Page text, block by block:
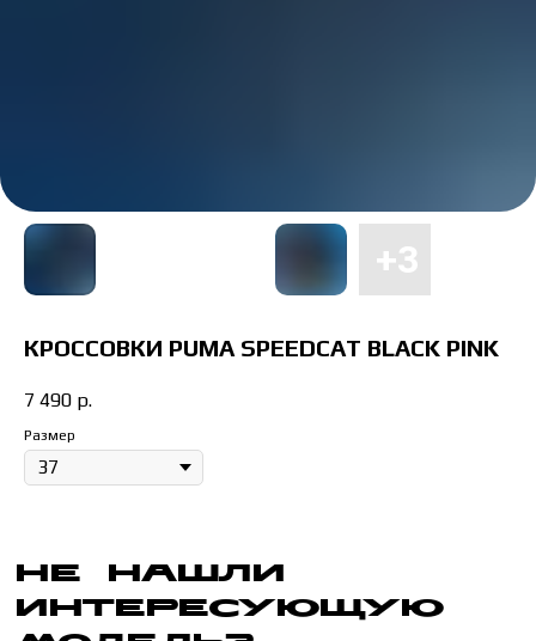
КРОССОВКИ PUMA SPEEDCAT BLACK PINK
7 490 р.
Размер
МОДЕЛЬ?
Магазин на Суворовском проспекте работает в формате шоу-
Отправьте понравившуюся модель менеджеру, и мы сообщим
ЖЕНСКИЙ
36 РАЗМЕР = 22 СМ
МУЖСКОЙ
41 РАЗМЕР = 26 СМ